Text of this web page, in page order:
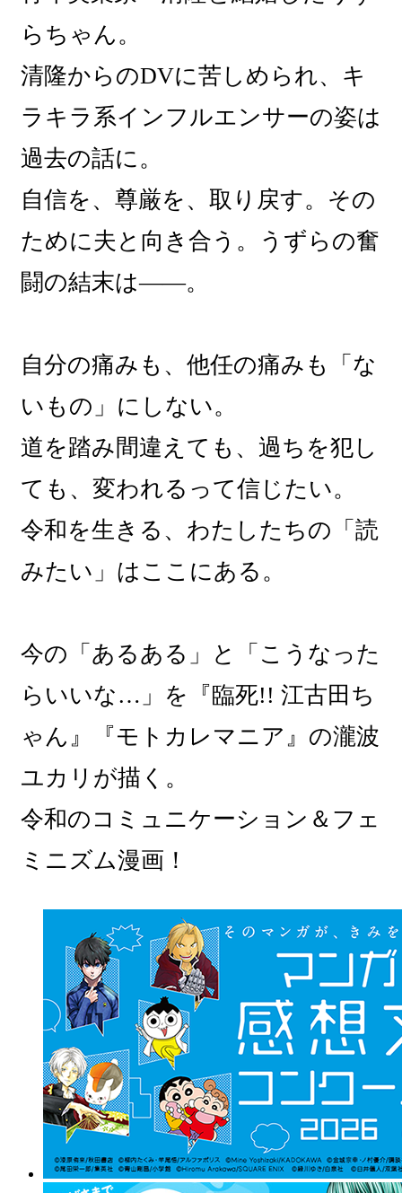
らちゃん。
清隆からのDVに苦しめられ、キ
ラキラ系インフルエンサーの姿は
過去の話に。
自信を、尊厳を、取り戻す。その
ために夫と向き合う。うずらの奮
闘の結末は――。
自分の痛みも、他任の痛みも「な
いもの」にしない。
道を踏み間違えても、過ちを犯し
ても、変われるって信じたい。
令和を生きる、わたしたちの「読
みたい」はここにある。
今の「あるある」と「こうなった
らいいな…」を『臨死!! 江古田ち
ゃん』『モトカレマニア』の瀧波
ユカリが描く。
令和のコミュニケーション＆フェ
ミニズム漫画！